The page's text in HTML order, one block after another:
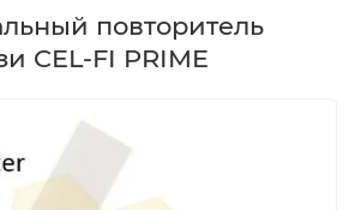
повторитель
CEL-FI PRIME